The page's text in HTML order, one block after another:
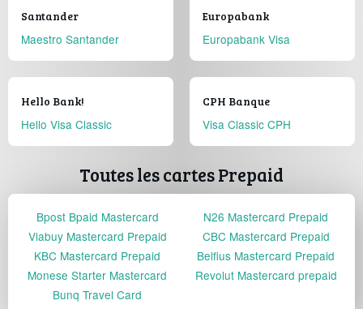
Santander
Maestro Santander
Europabank
Europabank Visa
Hello Bank!
Hello Visa Classic
CPH Banque
Visa Classic CPH
Toutes les cartes Prepaid
Bpost Bpaid Mastercard
N26 Mastercard Prepaid
Viabuy Mastercard Prepaid
CBC Mastercard Prepaid
KBC Mastercard Prepaid
Belfius Mastercard Prepaid
Monese Starter Mastercard
Revolut Mastercard prepaid
Bunq Travel Card